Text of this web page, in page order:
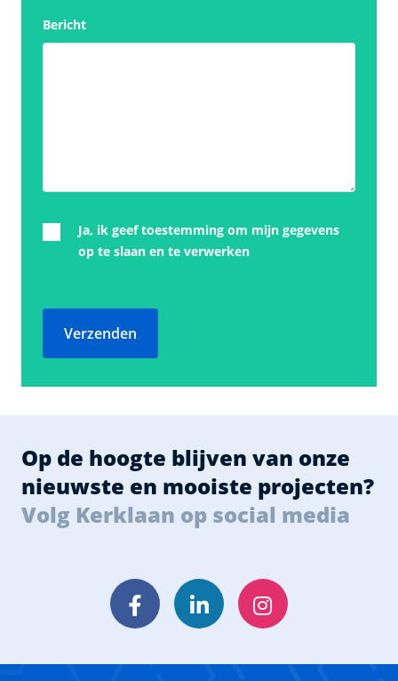
Bericht
Ja, ik geef toestemming om mijn gegevens
op te slaan en te verwerken
Verzenden
Op de hoogte blijven van onze
nieuwste en mooiste projecten?
Volg Kerklaan op social media
FacebookLinkedInInstagram